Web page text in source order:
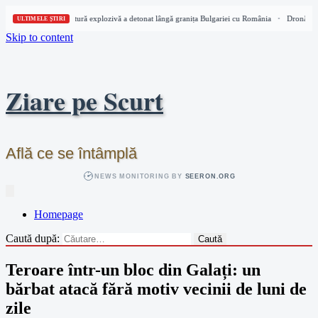
ULTIMELE ȘTIRI
Dronă cu încărcătură explozivă a detonat lângă granița Bulgariei cu România Dronă
Skip to content
Ziare pe Scurt
Află ce se întâmplă
NEWS MONITORING BY SEERON.ORG
Homepage
Caută după:
Teroare într-un bloc din Galați: un
bărbat atacă fără motiv vecinii de luni de
zile